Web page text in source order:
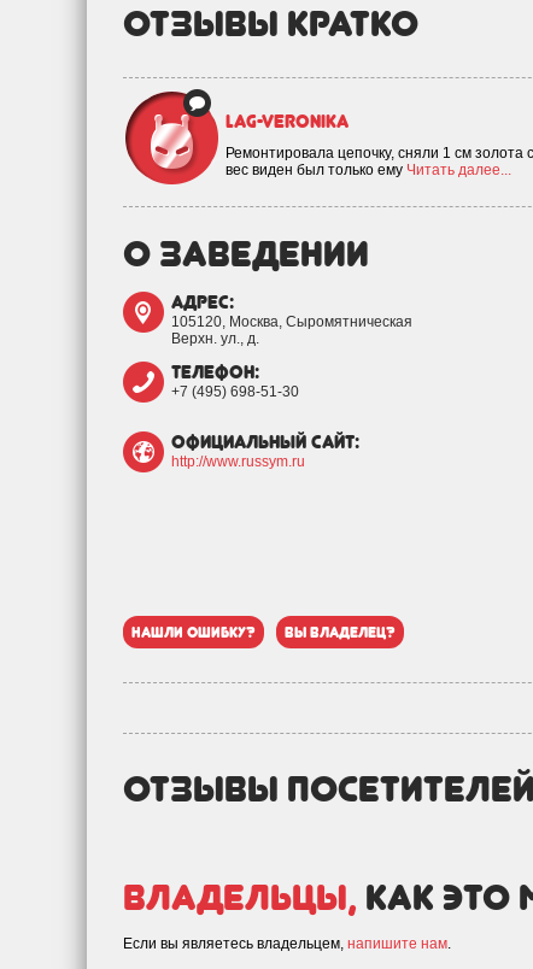
отзывы кратко
Lag-veronika
Ремонтировала цепочку, сняли 1 см
вес виден был только ему Читать далее...
о заведении
адрес:
105120, Москва, Сыромятническая
Верхн. ул., д.
телефон:
+7 (495) 698-51-30
официальный сайт:
http://www.russym.ru
нашли ошибку? вы владелец?
отзывы посетителей
Владельцы, как это
Если вы являетесь владельцем, напишите нам.